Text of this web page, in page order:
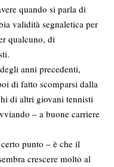
quando si parla di
validità segnaletica per
qualcuno, di
anni precedenti,
di fatto scomparsi dalla
di altri giovani tennisti
– a buone carriere
punto – è che il
crescere molto al